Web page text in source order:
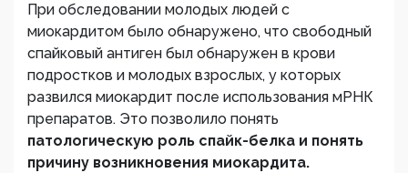
При обследовании молодых людей с
миокардитом было обнаружено, что свободный
спайковый антиген был обнаружен в крови
подростков и молодых взрослых, у которых
развился миокардит после использования мРНК
препаратов. Это позволило понять
патологическую роль спайк-белка и понять
причину возникновения миокардита.